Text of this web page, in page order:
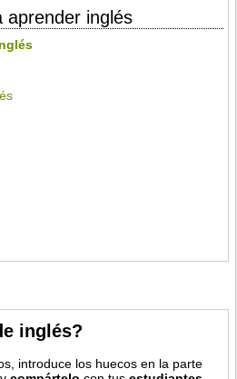
aprender inglés
inglés?
introduce los huecos en la parte